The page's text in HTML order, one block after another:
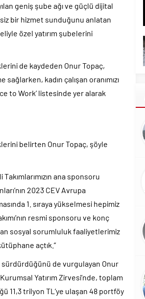
geniş şube ağı ve güçlü dijital
bir hizmet sunduğunu anlatan
özel yatırım şubelerini
de kaydeden Onur Topaç,
kadın çalışan oranımızı
to Work’ listesinde yer alarak
belirten Onur Topaç, şöyle
ana sponsoru
2023 CEV Avrupa
1. sıraya yükselmesi hepimiz
resmi sponsoru ve konç
sosyal sorumluluk faaliyetlerimiz
açtık.”
sürdürdüğünü de vurgulayan Onur
Yatırım Zirvesi’nde, toplam
11,3 trilyon TL’ye ulaşan 48 portföy